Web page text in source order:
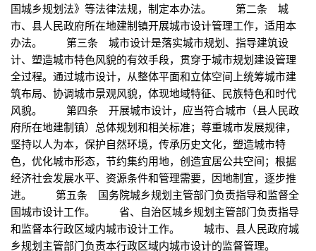
国城乡规划法》等法律法规，制定本办法。 第二条 城
市、县人民政府所在地建制镇开展城市设计管理工作，适用本
办法。 第三条 城市设计是落实城市规划、指导建筑设
计、塑造城市特色风貌的有效手段，贯穿于城市规划建设管理
全过程。通过城市设计，从整体平面和立体空间上统筹城市建
筑布局、协调城市景观风貌，体现地域特征、民族特色和时代
风貌。 第四条 开展城市设计，应当符合城市（县人民政
府所在地建制镇）总体规划和相关标准；尊重城市发展规律，
坚持以人为本，保护自然环境，传承历史文化，塑造城市特
色，优化城市形态，节约集约用地，创造宜居公共空间；根据
经济社会发展水平、资源条件和管理需要，因地制宜，逐步推
进。 第五条 国务院城乡规划主管部门负责指导和监督全
国城市设计工作。 省、自治区城乡规划主管部门负责指导
和监督本行政区域内城市设计工作。 城市、县人民政府城
乡规划主管部门负责本行政区域内城市设计的监督管理。